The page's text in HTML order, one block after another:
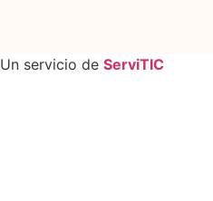
Un servicio de ServiTIC